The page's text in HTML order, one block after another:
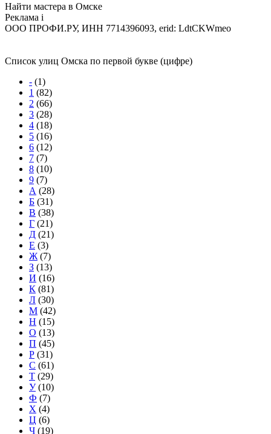
Найти мастера в Омске
Реклама i
ООО ПРОФИ.РУ, ИНН 7714396093, erid: LdtCKWmeo
Список улиц Омска по первой букве (цифре)
- (1)
1 (82)
2 (66)
3 (28)
4 (18)
5 (16)
6 (12)
7 (7)
8 (10)
9 (7)
А (28)
Б (31)
В (38)
Г (21)
Д (21)
Е (3)
Ж (7)
З (13)
И (16)
К (81)
Л (30)
М (42)
Н (15)
О (13)
П (45)
Р (31)
С (61)
Т (29)
У(10)
Ф (7)
Х (4)
Ц (6)
Ч (19)